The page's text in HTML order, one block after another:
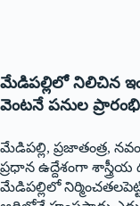
మేడిపల్లిలో నిలిచిన
వెంటనే పనుల
‌మేడిపల్లి, ప్రజాతంత్ర,
ప్రధాన ఉద్దేశంగా
మేడిపల్లిలో